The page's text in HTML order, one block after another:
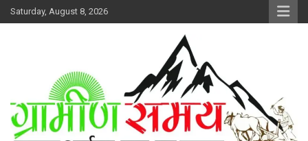
Skip
to
Saturday, August 8, 2026